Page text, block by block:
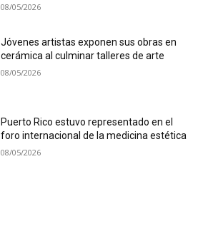
08/05/2026
Jóvenes artistas exponen sus obras en
cerámica al culminar talleres de arte
08/05/2026
Puerto Rico estuvo representado en el
foro internacional de la medicina estética
08/05/2026